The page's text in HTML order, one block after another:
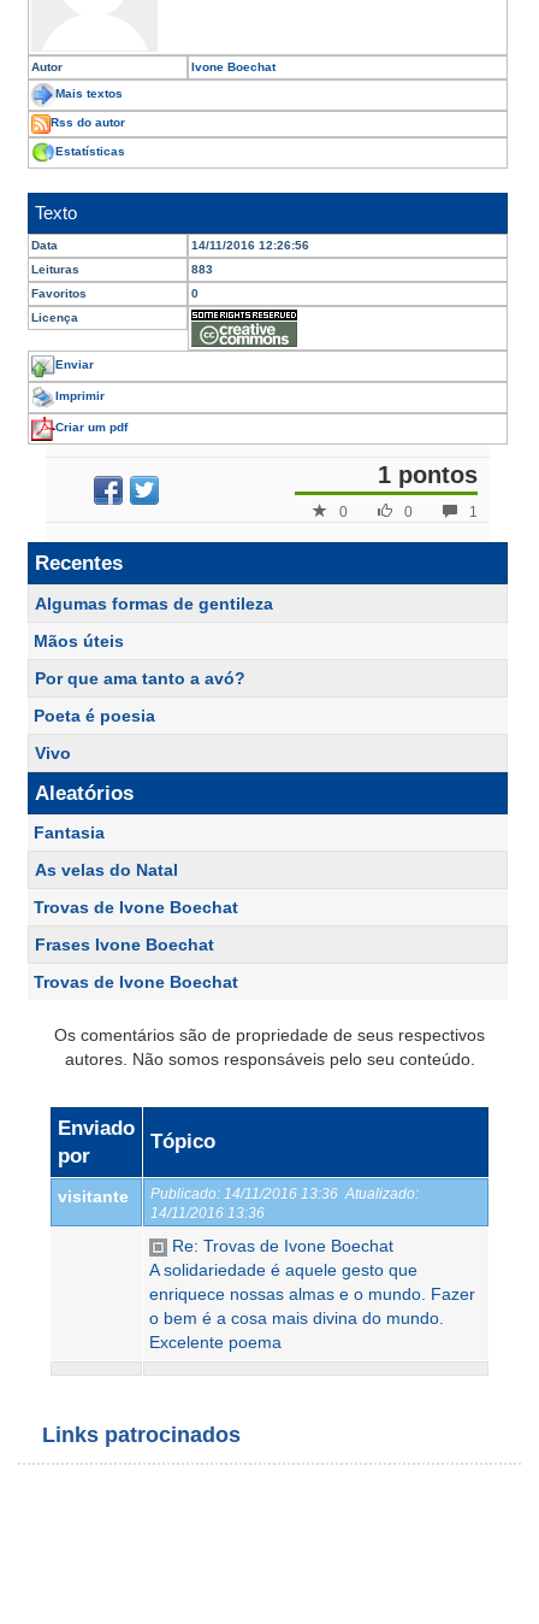
Autor Ivone Boechat
Mais textos
Rss do autor
Estatísticas
Texto
Data
14/11/2016 12:26:56
Leituras
883
Favoritos
0
Licença
Enviar
Imprimir
Criar um pdf
1 pontos
1
0
0
Recentes
Algumas formas de gentileza
Mãos úteis
Por que ama tanto a avó?
Poeta é poesia
Vivo
Aleatórios
Fantasia
As velas do Natal
Trovas de Ivone Boechat
Frases Ivone Boechat
Trovas de Ivone Boechat
Os comentários são de propriedade de seus respectivos
autores. Não somos responsáveis pelo seu conteúdo.
Enviado
por
Tópico
visitante Publicado: 14/11/2016 13:36 Atualizado:
14/11/2016 13:36
Re: Trovas de Ivone Boechat
A solidariedade é aquele gesto que
enriquece nossas almas e o mundo. Fazer
o bem é a cosa mais divina do mundo.
Excelente poema
Links patrocinados